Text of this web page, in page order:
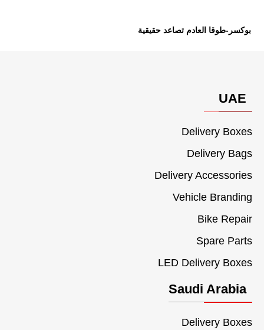
بوكسر-طوقا العادم تصاعد حقيقية
UAE
Delivery Boxes
Delivery Bags
Delivery Accessories
Vehicle Branding
Bike Repair
Spare Parts
LED Delivery Boxes
Saudi Arabia
Delivery Boxes